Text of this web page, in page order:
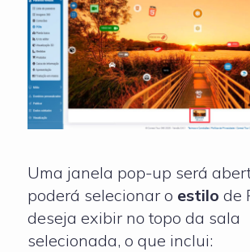
Uma janela pop-up será
poderá selecionar o estilo de
deseja exibir no topo da sala
selecionada, o que inclui: